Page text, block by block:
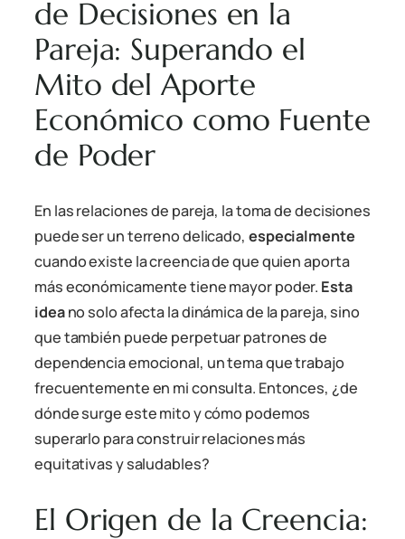
de Decisiones en la
Pareja: Superando el
Mito del Aporte
Económico como Fuente
de Poder
En las relaciones de pareja, la toma de decisiones
puede ser un terreno delicado, especialmente
cuando existe la creencia de que quien aporta
más económicamente tiene mayor poder. Esta
ideano solo afecta la dinámica de la pareja, sino
que también puede perpetuar patrones de
dependencia emocional, un tema que trabajo
frecuentemente en mi consulta. Entonces, ¿de
dónde surge este mito y cómo podemos
superarlo para construir relaciones más
equitativas y saludables?
El Origen de la Creencia: